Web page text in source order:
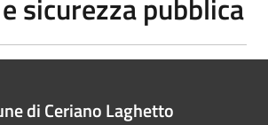
sicurezza pubblica
di Ceriano Laghetto